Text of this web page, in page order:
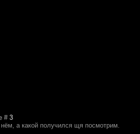
# 3
а какой получился щя посмотрим.